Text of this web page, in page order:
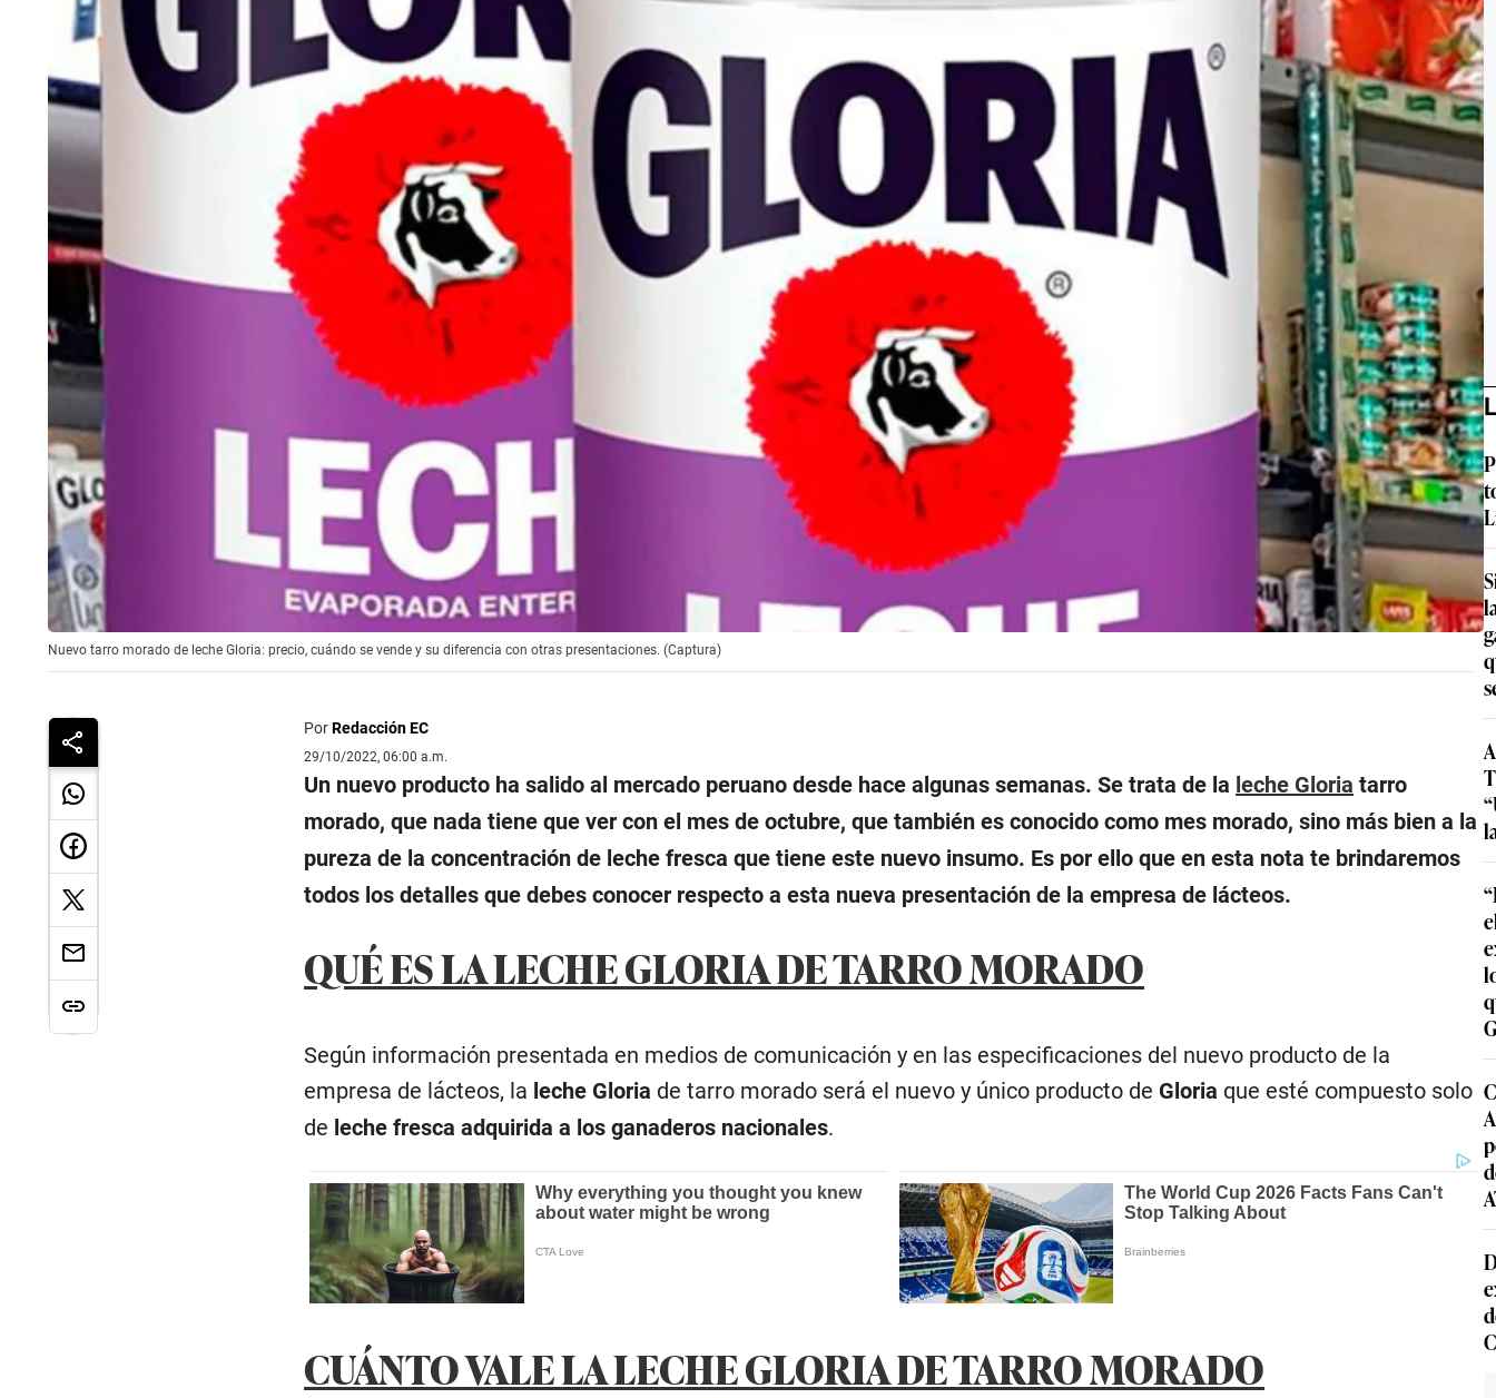
Nuevo tarro morado de leche Gloria: precio, cuándo se vende y su diferencia con otras presentaciones. (Captura)
PorRedacción EC
29/10/2022, 06:00 a.m.
Un nuevo producto ha salido al mercado peruano desde hace algunas semanas. Se trata de la leche Gloria tarro
morado, que nada tiene que ver con el mes de octubre, que también es conocido como mes morado, sino más bien a la
pureza de la concentración de leche fresca que tiene este nuevo insumo. Es por ello que en esta nota te brindaremos
todos los detalles que debes conocer respecto a esta nueva presentación de la empresa de lácteos.
QUÉ ES LA LECHE GLORIA DE TARRO MORADO
Según información presentada en medios de comunicación y en las especificaciones del nuevo producto de la
empresa de lácteos, la leche Gloria de tarro morado será el nuevo y único producto de Gloria que esté compuesto solo
de leche fresca adquirida a los ganaderos nacionales.
CUÁNTO VALE LA LECHE GLORIA DE TARRO MORADO